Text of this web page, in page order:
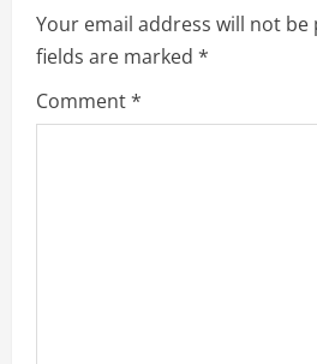
R
e
Your email address will not be
fields are marked *
Comment*